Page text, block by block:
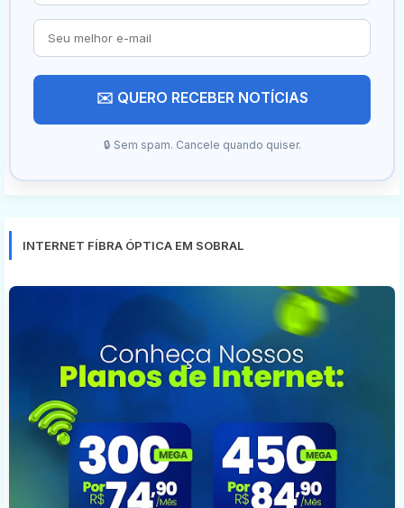
✉️ QUERO RECEBER NOTÍCIAS
🔒 Sem spam. Cancele quando quiser.
INTERNET FÍBRA ÓPTICA EM SOBRAL